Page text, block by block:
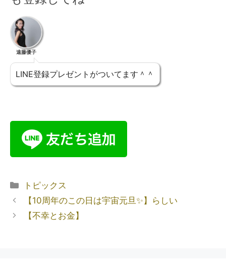
遠藤優子
LINE登録プレゼントがついてます＾＾
トピックス
【10周年のこの日は宇宙元旦✨】らしい
【不幸とお金】